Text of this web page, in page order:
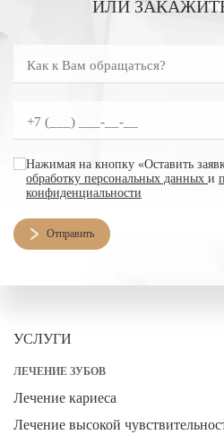
ИЛИ
согласие на обработку
Нажимая на кнопку «Оставить
обработку персональных данных и
конфиденциальности
Отправить
УСЛУГИ
ЛЕЧЕНИЕ ЗУБОВ
Лечение кариеса
Лечение высокой